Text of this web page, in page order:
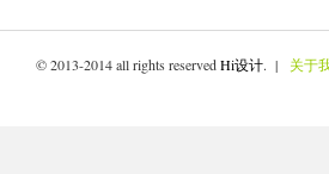
© 2013-2014 all rights reservedHi设计. | 关于